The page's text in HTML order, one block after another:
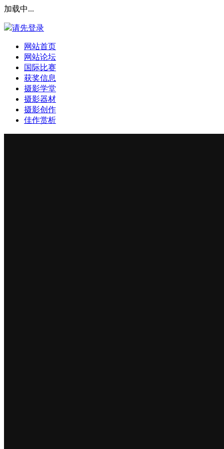
加载中...
请先登录
网站首页
网站论坛
国际比赛
获奖信息
摄影学堂
摄影器材
摄影创作
佳作赏析